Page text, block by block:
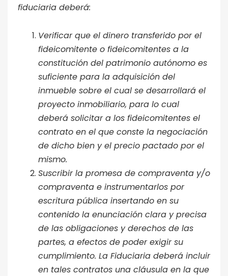
fiduciaria deberá:
Verificar que el dinero transferido por el
fideicomitente o fideicomitentes a la
constitución del patrimonio autónomo es
suficiente para la adquisición del
inmueble sobre el cual se desarrollará el
proyecto inmobiliario, para lo cual
deberá solicitar a los fideicomitentes el
contrato en el que conste la negociación
de dicho bien y el precio pactado por el
mismo.
Suscribir la promesa de compraventa y/o
compraventa e instrumentarlos por
escritura pública insertando en su
contenido la enunciación clara y precisa
de las obligaciones y derechos de las
partes, a efectos de poder exigir su
cumplimiento. La Fiduciaria deberá incluir
en tales contratos una cláusula en la que